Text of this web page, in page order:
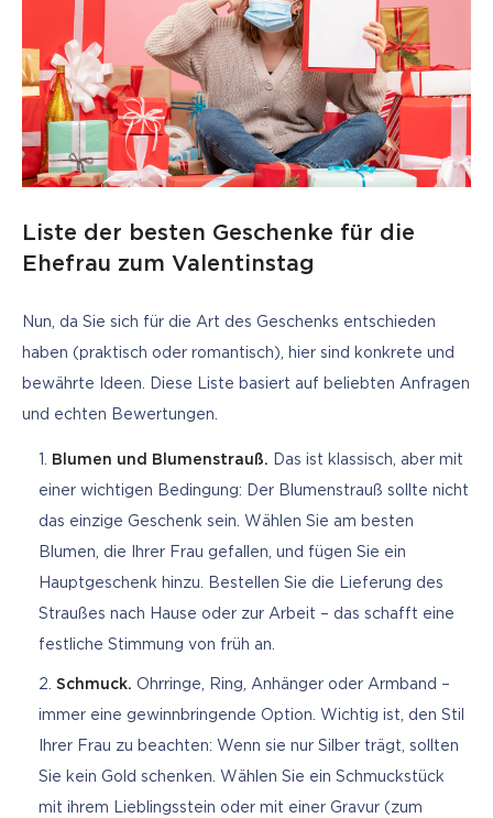
Liste der besten Geschenke für die
Ehefrau zum Valentinstag
Nun, da Sie sich für die Art des Geschenks entschieden
haben (praktisch oder romantisch), hier sind konkrete und
bewährte Ideen. Diese Liste basiert auf beliebten Anfragen
und echten Bewertungen.
Blumen und Blumenstrauß. Das ist klassisch, aber mit
einer wichtigen Bedingung: Der Blumenstrauß sollte nicht
das einzige Geschenk sein. Wählen Sie am besten
Blumen, die Ihrer Frau gefallen, und fügen Sie ein
Hauptgeschenk hinzu. Bestellen Sie die Lieferung des
Straußes nach Hause oder zur Arbeit – das schafft eine
festliche Stimmung von früh an.
Schmuck. Ohrringe, Ring, Anhänger oder Armband –
immer eine gewinnbringende Option. Wichtig ist, den Stil
Ihrer Frau zu beachten: Wenn sie nur Silber trägt, sollten
Sie kein Gold schenken. Wählen Sie ein Schmuckstück
mit ihrem Lieblingsstein oder mit einer Gravur (zum